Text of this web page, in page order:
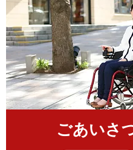
ごあいさ